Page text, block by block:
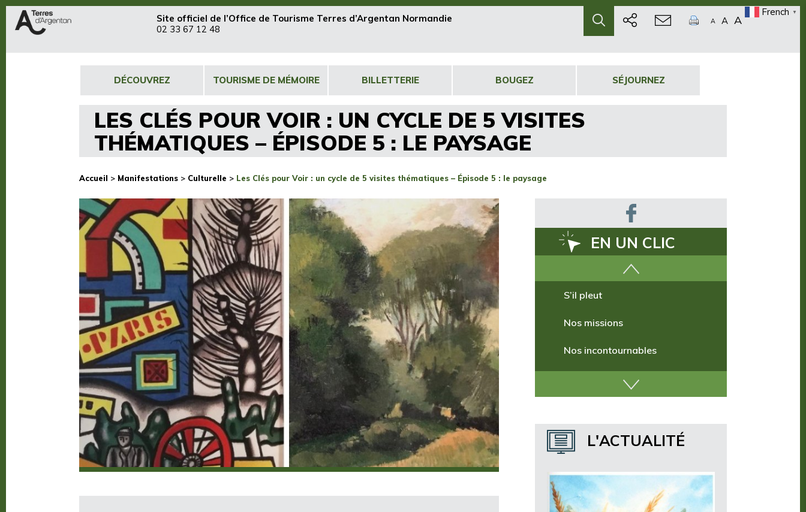
Site officiel de l’Office de Tourisme Terres d’Argentan Normandie
02 33 67 12 48
A A A
French ▼
DÉCOUVREZ TOURISME DE MÉMOIRE BILLETTERIE BOUGEZ SÉJOURNEZ
LES CLÉS POUR VOIR : UN CYCLE DE 5 VISITES
THÉMATIQUES – ÉPISODE 5 : LE PAYSAGE
Accueil > Manifestations > Culturelle > Les Clés pour Voir : un cycle de 5 visites thématiques – Épisode 5 : le paysage
EN UN CLIC
Comment venir ?
S’il pleut
Nos missions
Nos incontournables
Nos publications
Où manger ?
L'ACTUALITÉ